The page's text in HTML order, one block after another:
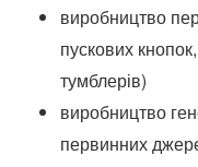
виробництво
пускових
тумблерів)
виробництво
первинних